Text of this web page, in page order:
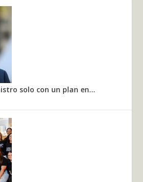
solo con un plan en...